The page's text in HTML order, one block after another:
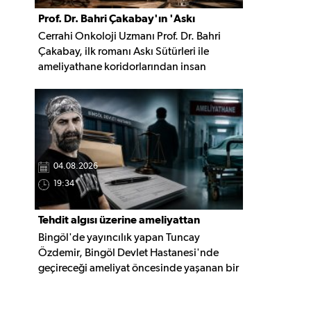
Prof. Dr. Bahri Çakabay'ın 'Askı
Sütürleri' kitabı çıktı
Cerrahi Onkoloji Uzmanı Prof. Dr. Bahri
Çakabay, ilk romanı Askı Sütürleri ile
ameliyathane koridorlarından insan
dostluk ve yaşam üzerine kurulu çok
katmanlı bir anlatıya imza attı.
04.08.2026
19:34
Tehdit algısı üzerine ameliyattan
vazgeçti, şikâyetçi oldu
Bingöl'de yayıncılık yapan Tuncay
Özdemir, Bingöl Devlet Hastanesi'nde
geçireceği ameliyat öncesinde yaşanan bir